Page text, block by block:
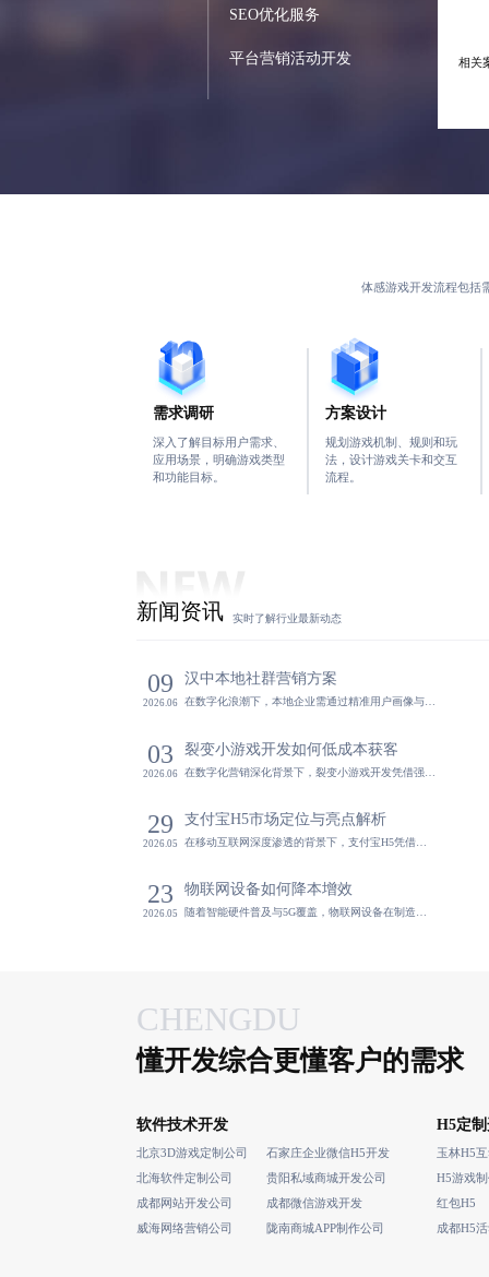
SEO优化服务
平台营销活动开发 相关
蓝橙
提供
体感游戏开发流程包括
需求调研
深入了解目标用户需求、
应用场景，明确游戏类型
和功能目标。
方案设计
规划游戏机制、规则和玩
法，设计游戏关卡和交互
流程。
新闻资讯 实时了解行业最新动态
09
2026.06
汉中本地社群营销方案
在数字化浪潮下，本地企业需通过精准用户画像与内容驱动构建有温度的用户关系网络，结合线上线下融合模式及阶梯式激励机制，实现品牌私域流量沉淀与业务增长。本服务聚焦区域市场，助力企业完成从卖货到建圈的转型，
03
2026.06
裂变小游戏开发如何低成本获客
29
2026.05
支付宝H5市场定位与亮点解析
23
2026.05
物联网设备如何降本增效
随着智能硬件普及与5G覆盖，物联网设备在制造、智慧园区、智能家居等领域广泛应用，推动企业实现数据驱动决策与效率提升。当前面临协议兼容、边缘计算不足与安全风险等挑战，需通过统一平台与分层架构实现高效部署
CHENGDU
懂开发综合更懂客户的需求
软件技术开发
北京3D游戏定制公司
石家庄企业微信H5开发
北海软件定制公司
贵阳私域商城开发公司
成都网站开发公司
成都微信游戏开发
威海网络营销公司
陇南商城APP制作公司
H5定
玉林H5
H5游戏
红包H5
成都H5